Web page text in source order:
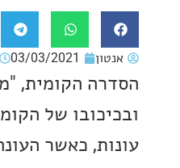
אנטון 03/03/2021
ובכיכובו של
עונות, כאשר